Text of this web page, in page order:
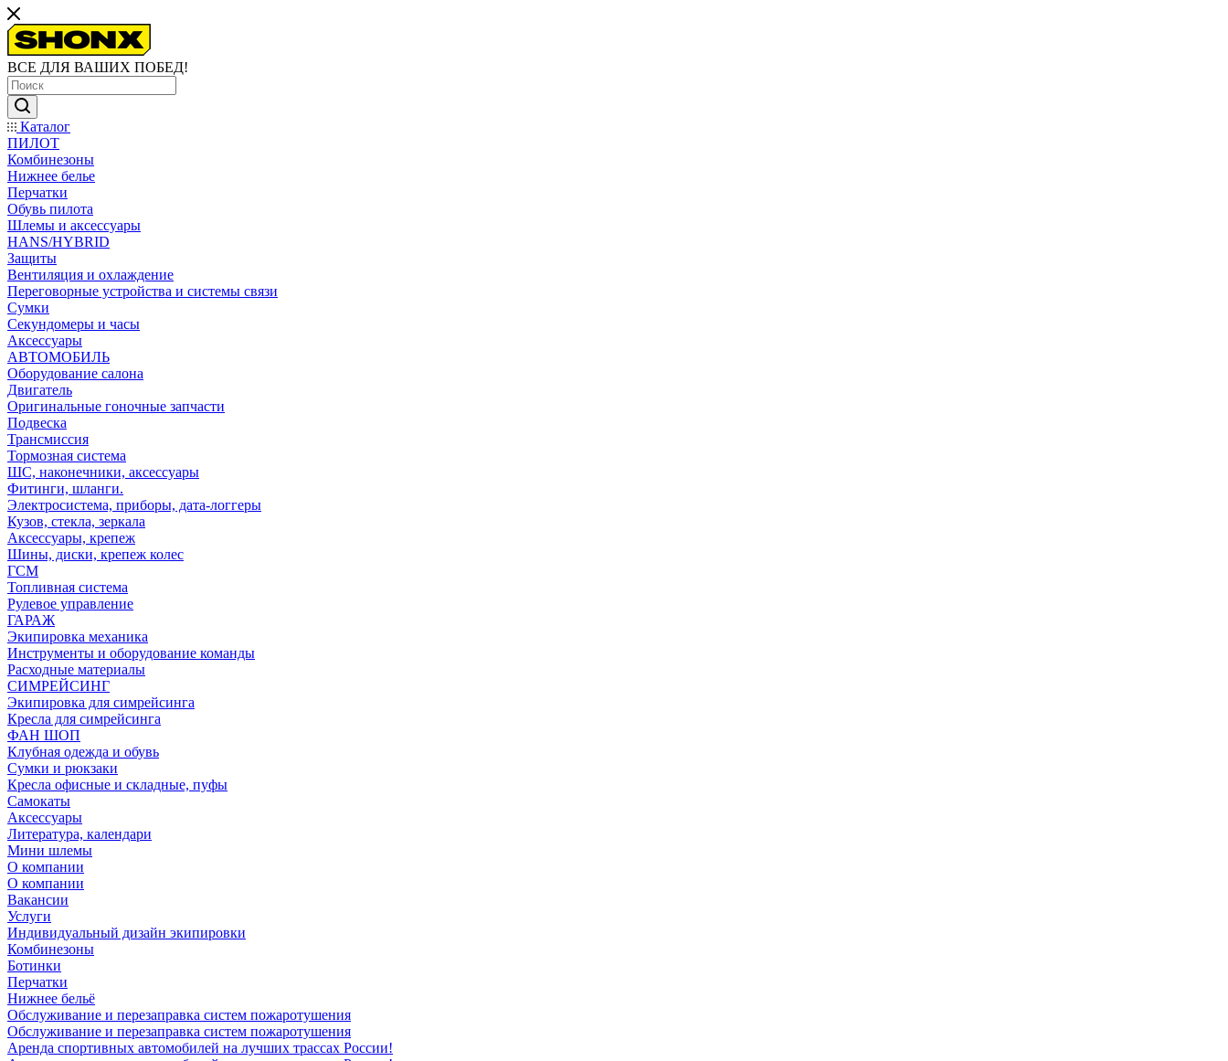
ВСЕ ДЛЯ ВАШИХ ПОБЕД!
Каталог
ПИЛОТ
Комбинезоны
Нижнее белье
Перчатки
Обувь пилота
Шлемы и аксессуары
HANS/HYBRID
Защиты
Вентиляция и охлаждение
Переговорные устройства и системы связи
Сумки
Секундомеры и часы
Аксессуары
АВТОМОБИЛЬ
Оборудование салона
Двигатель
Оригинальные гоночные запчасти
Подвеска
Трансмиссия
Тормозная система
ШС, наконечники, аксессуары
Фитинги, шланги.
Электросистема, приборы, дата-логгеры
Кузов, стекла, зеркала
Аксессуары, крепеж
Шины, диски, крепеж колес
ГСМ
Топливная система
Рулевое управление
ГАРАЖ
Экипировка механика
Инструменты и оборудование команды
Расходные материалы
СИМРЕЙСИНГ
Экипировка для симрейсинга
Кресла для симрейсинга
ФАН ШОП
Клубная одежда и обувь
Сумки и рюкзаки
Кресла офисные и складные, пуфы
Самокаты
Аксессуары
Литература, календари
Мини шлемы
О компании
О компании
Вакансии
Услуги
Индивидуальный дизайн экипировки
Комбинезоны
Ботинки
Перчатки
Нижнее бельё
Обслуживание и перезаправка систем пожаротушения
Обслуживание и перезаправка систем пожаротушения
Аренда спортивных автомобилей на лучших трассах России!